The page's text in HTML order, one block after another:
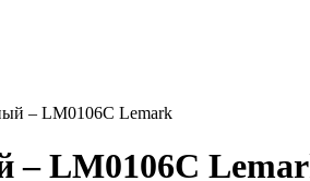
– LM0106C Lemark
– LM0106C